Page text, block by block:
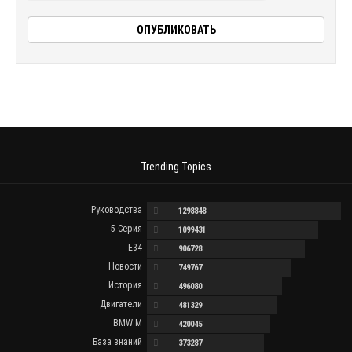
Trending Topics
Руководства 1298848
5 Серия 1099431
E34 906728
Новости 749767
История 496080
Двигатели 481329
BMW M 420045
База знаний 373287